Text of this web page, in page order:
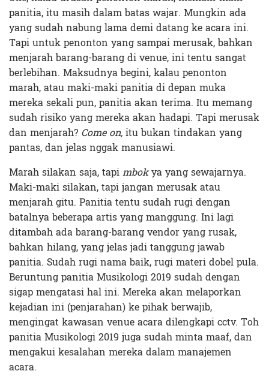
panitia, itu masih dalam batas wajar. Mungkin ada
yang sudah nabung lama demi datang ke acara ini.
Tapi untuk penonton yang sampai merusak, bahkan
menjarah barang-barang di venue, ini tentu sangat
berlebihan. Maksudnya begini, kalau penonton
marah, atau maki-maki panitia di depan muka
mereka sekali pun, panitia akan terima. Itu memang
sudah risiko yang mereka akan hadapi. Tapi merusak
dan menjarah? Come on,itu bukan tindakan yang
pantas, dan jelas nggak manusiawi.
Marah silakan saja, tapimbokya yang sewajarnya.
Maki-maki silakan, tapi jangan merusak atau
menjarah gitu. Panitia tentu sudah rugi dengan
batalnya beberapa artis yang manggung. Ini lagi
ditambah ada barang-barang vendor yang rusak,
bahkan hilang, yang jelas jadi tanggung jawab
panitia. Sudah rugi nama baik, rugi materi dobel pula.
Beruntung panitia Musikologi 2019 sudah dengan
sigap mengatasi hal ini. Mereka akan melaporkan
kejadian ini (penjarahan) ke pihak berwajib,
mengingat kawasan venue acara dilengkapi cctv. Toh
panitia Musikologi 2019 juga sudah minta maaf, dan
mengakui kesalahan mereka dalam manajemen
acara.